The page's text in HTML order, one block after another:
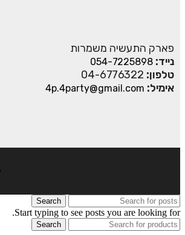
פארק התעשיה משמרות
נייד: 054-7225898
טלפון: 04-6776322
אימיל: 4p.4party@gmail.com
Search
Start typing to see posts you are looking for.
Search